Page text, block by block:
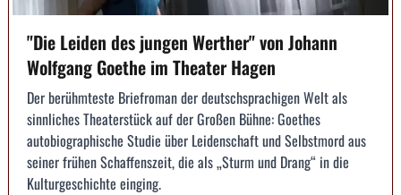
"Die Leiden des jungen Werther" von Johann
Wolfgang Goethe im Theater Hagen
Der berühmteste Briefroman der deutschsprachigen Welt als
sinnliches Theaterstück auf der Großen Bühne: Goethes
autobiographische Studie über Leidenschaft und Selbstmord aus
seiner frühen Schaffenszeit, die als „Sturm und Drang“ in die
Kulturgeschichte einging.